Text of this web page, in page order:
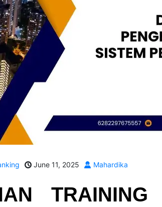
June 11, 2025 Mahardika